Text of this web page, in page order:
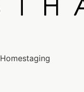
Homestaging